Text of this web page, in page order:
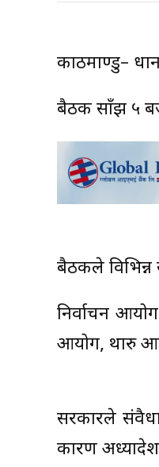
काठमाण्डु–
बैठक साँझ ५ बजे
बैठकले विभिन्न
निर्वाचन
आयोग, थारु
सरकारले
कारण अध्यादेश